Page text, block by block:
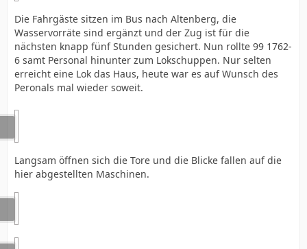
Die Fahrgäste sitzen im Bus nach Altenberg, die
Wasservorräte sind ergänzt und der Zug ist für die
nächsten knapp fünf Stunden gesichert. Nun rollte 99 1762-
6 samt Personal hinunter zum Lokschuppen. Nur selten
erreicht eine Lok das Haus, heute war es auf Wunsch des
Peronals mal wieder soweit.
Langsam öffnen sich die Tore und die Blicke fallen auf die
hier abgestellten Maschinen.